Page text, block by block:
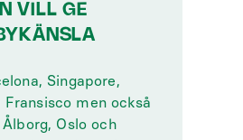
VILL GE
Singapore,
men också
Oslo och